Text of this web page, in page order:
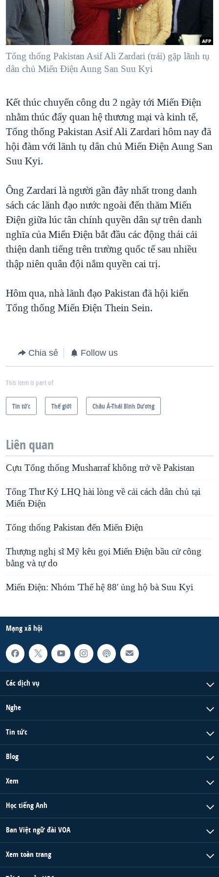
"Tìm"NGƯỜI VIỆT HẢI NGOẠI
ĐỜI SỐNG
KINH TẾ
KHOA HỌC
VĂN HOÁ
THỂ THAO
GIÁO DỤC
TẠI
HÀNH TRÌNH BẦU CỬ 2024
MỘT NĂM CHIẾN TRANH TẠI DẢI GAZA
GIẢI MÃ VÀNH ĐAI & CON ĐƯỜNG
NGÀY TỊ NẠN THẾ GIỚI
GROUND ZERO – XƯA VÀ NAY
CHI PHÍ CHIẾN TRANH AFGHANISTAN
CÁC GIÁ TRỊ CỘNG HÒA Ở VIỆT NAM
THƯỢNG ĐỈNH TRUMP-KIM TẠI VIỆT NAM
NGƯ DÂN VIỆT VÀ LÀN SÓNG TRỘM HẢI SÂM
BÊN KIA QUỐC LỘ: TIẾNG VỌNG TỪ NÔNG THÔN MỸ
QUAN HỆ VIỆT MỸ
VIDEO
NGHE
MẠNG XÃ HỘI
Ngôn ngữ khác
Tổng thống Pakistan Asif Ali Zardari (trái) gặp lãnh tụ
dân chủ Miến Ðiện Aung San Suu Kyi
Kết thúc chuyến công du 2 ngày tới Miến Điện
nhằm thúc đẩy quan hệ thương mại và kinh tế,
Tổng thống Pakistan Asif Ali Zardari hôm nay đã
hội đàm với lãnh tụ dân chủ Miến Điện Aung San
Suu Kyi.
Ông Zardari là người gần đây nhất trong danh
sách các lãnh đạo nước ngoài đến thăm Miến
Điện giữa lúc tân chính quyền dân sự trên danh
nghĩa của Miến Ðiện bắt đầu các động thái cải
thiện danh tiếng trên trường quốc tế sau nhiều
thập niên quân đội nắm quyền cai trị.
Hôm qua, nhà lãnh đạo Pakistan đã hội kiến
Tổng thống Miến Ðiện Thein Sein.
Chia sẻ Follow us
This item is part of
Tin tức Thế giới Châu Á-Thái Bình Dương
Liên quan
Cựu Tổng thống Musharraf không trở về Pakistan
Tổng Thư Ký LHQ hài lòng về cải cách dân chủ tại
Miến Điện
Tổng thống Pakistan đến Miến Điện
Thượng nghị sĩ Mỹ kêu gọi Miến Điện bầu cử công
bằng và tự do
Miến Điện: Nhóm 'Thế hệ 88' ủng hộ bà Suu Kyi
Mạng xã hội
Các dịch vụ
Nghe
Tin tức
Blog
Xem
Học tiếng Anh
Ban Việt ngữ đài VOA
Xem toàn trang